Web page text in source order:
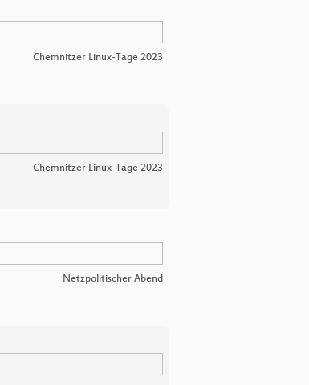
Chemnitzer Linux-Tage 2023
Chemnitzer Linux-Tage 2023
Netzpolitischer Abend